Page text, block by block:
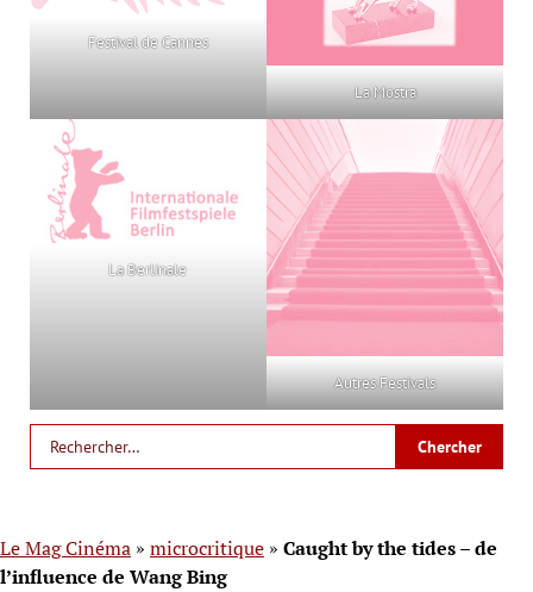
Festival de Cannes
La Mostra
La Berlinale
Autres Festivals
Le Mag Cinéma » microcritique » Caught by the tides – de
l’influence de Wang Bing